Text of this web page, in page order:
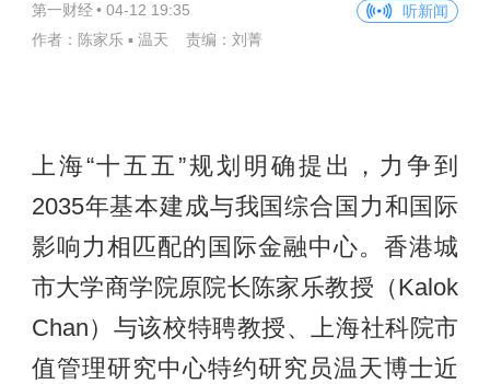
第一财经 • 04-12 19:35
听新闻
作者：陈家乐 ▪ 温天 责编：刘菁
上海“十五五”规划明确提出，力争到
2035年基本建成与我国综合国力和国际
影响力相匹配的国际金融中心。香港城
市大学商学院原院长陈家乐教授（Kalok
Chan）与该校特聘教授、上海社科院市
值管理研究中心特约研究员温天博士近